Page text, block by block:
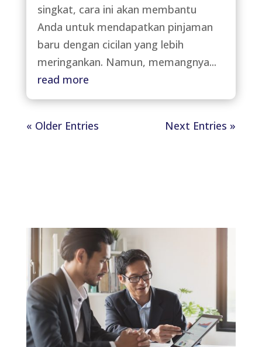
singkat, cara ini akan membantu
Anda untuk mendapatkan pinjaman
baru dengan cicilan yang lebih
meringankan. Namun, memangnya...
read more
« Older Entries Next Entries »